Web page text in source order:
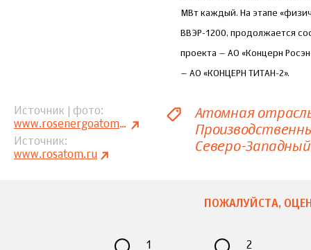
МВт каждый. На этапе
ВВЭР-1200, продолжается
проекта – АО «Концерн
– АО «КОНЦЕРН ТИТАН-2».
Источник | фото
www.rosenergoatom.ru
Источник
www.rosatom.ru
Атомная
Северо-
ПОЖАЛУЙСТА,
1 2